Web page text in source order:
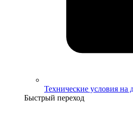
Технические условия на
Быстрый переход